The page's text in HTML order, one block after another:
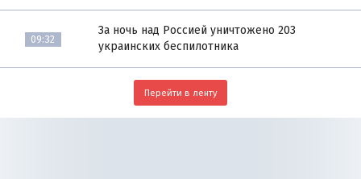
09:32
За ночь над Россией уничтожено 203
украинских беспилотника
Перейти в ленту